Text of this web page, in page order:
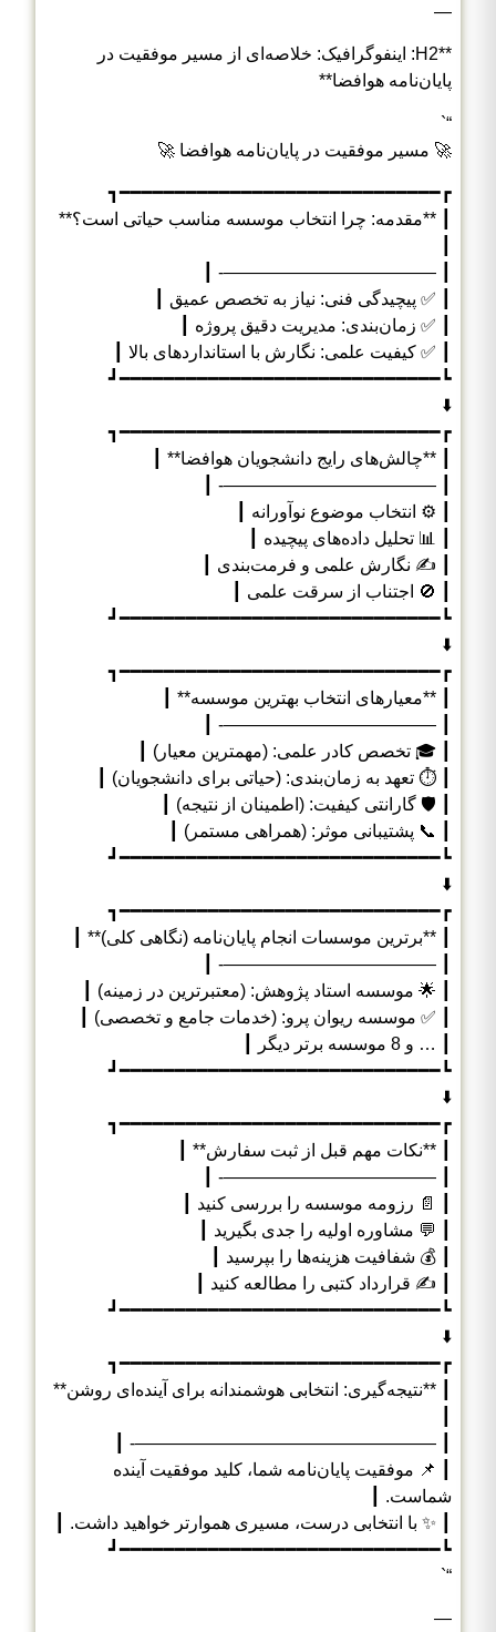
—
**H2: اینفوگرافیک: خلاصه‌ای از مسیر موفقیت در
پایان‌نامه هوافضا**
“`
🚀 مسیر موفقیت در پایان‌نامه هوافضا 🚀
┏━━━━━━━━━━━━━━━━━━━━━━━━━━━━━┓
┃ **مقدمه: چرا انتخاب موسسه مناسب حیاتی است؟**
┃ ————————————- ┃
┃ ✅ پیچیدگی فنی: نیاز به تخصص عمیق ┃
┃ ✅ زمان‌بندی: مدیریت دقیق پروژه ┃
┃ ✅ کیفیت علمی: نگارش با استانداردهای بالا ┃
┗━━━━━━━━━━━━━━━━━━━━━━━━━━━━━┛
⬇️
┏━━━━━━━━━━━━━━━━━━━━━━━━━━━━━┓
┃ **چالش‌های رایج دانشجویان هوافضا** ┃
┃ ————————————- ┃
┃ ⚙️ انتخاب موضوع نوآورانه ┃
┃ 📊 تحلیل داده‌های پیچیده ┃
┃ ✍️ نگارش علمی و فرمت‌بندی ┃
┃ 🚫 اجتناب از سرقت علمی ┃
┗━━━━━━━━━━━━━━━━━━━━━━━━━━━━━┛
⬇️
┏━━━━━━━━━━━━━━━━━━━━━━━━━━━━━┓
┃ **معیارهای انتخاب بهترین موسسه** ┃
┃ ————————————- ┃
┃ 🎓 تخصص کادر علمی: (مهمترین معیار) ┃
┃ ⏱️ تعهد به زمان‌بندی: (حیاتی برای دانشجویان) ┃
┃ 🛡️ گارانتی کیفیت: (اطمینان از نتیجه) ┃
┃ 📞 پشتیبانی موثر: (همراهی مستمر) ┃
┗━━━━━━━━━━━━━━━━━━━━━━━━━━━━━┛
⬇️
┏━━━━━━━━━━━━━━━━━━━━━━━━━━━━━┓
┃ **برترین موسسات انجام پایان‌نامه (نگاهی کلی)** ┃
┃ ————————————- ┃
┃ 🌟 موسسه استاد پژوهش: (معتبرترین در زمینه) ┃
┃ ✅ موسسه ریوان پرو: (خدمات جامع و تخصصی) ┃
┃ … و 8 موسسه برتر دیگر ┃
┗━━━━━━━━━━━━━━━━━━━━━━━━━━━━━┛
⬇️
┏━━━━━━━━━━━━━━━━━━━━━━━━━━━━━┓
┃ **نکات مهم قبل از ثبت سفارش** ┃
┃ ————————————- ┃
┃ 📄 رزومه موسسه را بررسی کنید ┃
┃ 💬 مشاوره اولیه را جدی بگیرید ┃
┃ 💰 شفافیت هزینه‌ها را بپرسید ┃
┃ ✍️ قرارداد کتبی را مطالعه کنید ┃
┗━━━━━━━━━━━━━━━━━━━━━━━━━━━━━┛
⬇️
┏━━━━━━━━━━━━━━━━━━━━━━━━━━━━━┓
┃ **نتیجه‌گیری: انتخابی هوشمندانه برای آینده‌ای روشن**
┃ —————————————————- ┃
┃ 📌 موفقیت پایان‌نامه شما، کلید موفقیت آینده
شماست. ┃
┃ ✨ با انتخابی درست، مسیری هموارتر خواهید داشت. ┃
┗━━━━━━━━━━━━━━━━━━━━━━━━━━━━━┛
“`
—